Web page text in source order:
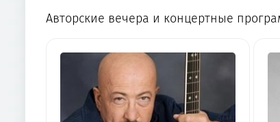
Авторские вечера и концертные